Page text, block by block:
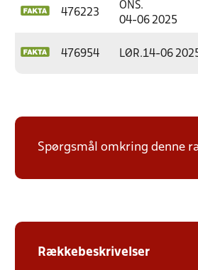
476223
ONS.
04-06 2025
476954 LØR.14-06
Spørgsmål omkring denne
Rækkebeskrivelser